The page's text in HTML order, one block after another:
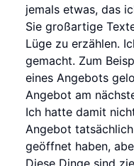
jemals etwas, das
Sie großartige
Lüge zu erzählen.
gemacht. Zum
eines Angebots
Angebot am
Ich hatte damit
Angebot
geöffnet haben,
Diese Dinge sind